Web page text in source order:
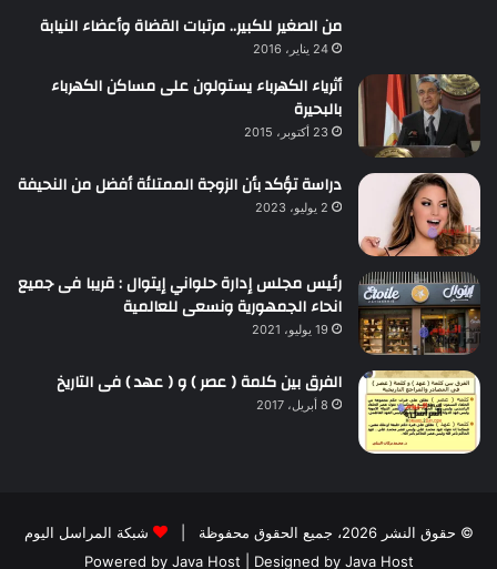
من الصغير للكبير.. مرتبات القضاة وأعضاء النيابة
24 يناير، 2016
أثرياء الكهرباء يستولون على مساكن الكهرباء
بالبحيرة
23 أكتوبر، 2015
دراسة تؤكد بأن الزوجة الممتلئة أفضل من النحيفة
2 يوليو، 2023
رئيس مجلس إدارة حلواني إيتوال : قريبا فى جميع
انحاء الجمهورية ونسعى للعالمية
19 يوليو، 2021
الفرق بين كلمة ( عصر ) و ( عهد ) فى التاريخ
8 أبريل، 2017
© حقوق النشر 2026، جميع الحقوق محفوظة |
شبكة المراسل اليوم
Powered by Java Host | Designed by Java Host